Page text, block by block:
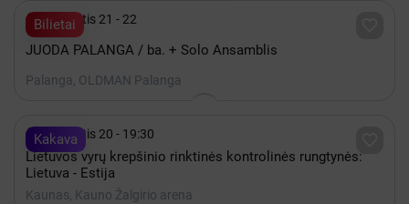
Bilietai
 Rugpjūtis 21 - 22
JUODA PALANGA / ba. + Solo Ansamblis
Palanga, OLDMAN Palanga
Kakava
 Rugpjūtis 20 - 19:30
Lietuvos vyrų krepšinio rinktinės kontrolinės rungtynės:
Lietuva - Estija
Kaunas, Kauno Žalgirio arena